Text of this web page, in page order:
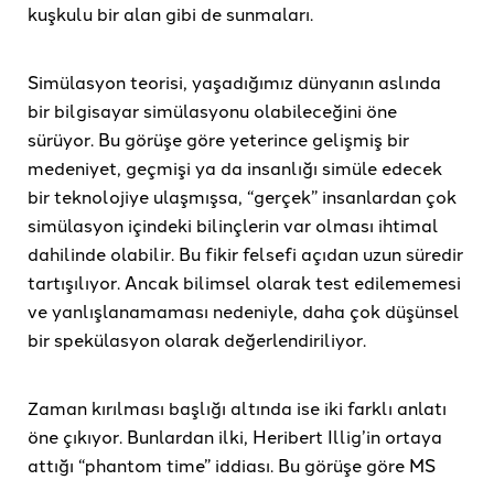
kuşkulu bir alan gibi de sunmaları.
Simülasyon teorisi, yaşadığımız dünyanın aslında
bir bilgisayar simülasyonu olabileceğini öne
sürüyor. Bu görüşe göre yeterince gelişmiş bir
medeniyet, geçmişi ya da insanlığı simüle edecek
bir teknolojiye ulaşmışsa, “gerçek” insanlardan çok
simülasyon içindeki bilinçlerin var olması ihtimal
dahilinde olabilir. Bu fikir felsefi açıdan uzun süredir
tartışılıyor. Ancak bilimsel olarak test edilememesi
ve yanlışlanamaması nedeniyle, daha çok düşünsel
bir spekülasyon olarak değerlendiriliyor.
Zaman kırılması başlığı altında ise iki farklı anlatı
öne çıkıyor. Bunlardan ilki, Heribert Illig’in ortaya
attığı “phantom time” iddiası. Bu görüşe göre MS